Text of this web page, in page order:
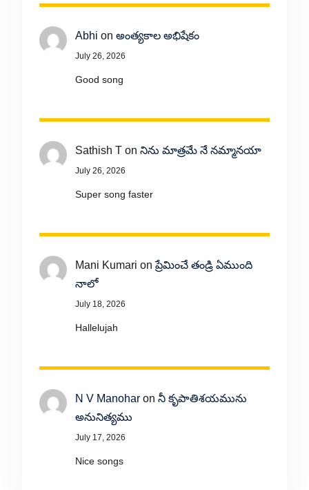
Abhi on అంత్యకాల అభిషేకం
July 26, 2026
Good song
Sathish Ton నిను మాత్రమే నే నమ్మానయా
July 26, 2026
Super song faster
Mani Kumari onప్రేమించే తండ్రి ఏముంది
నాలో
July 18, 2026
Hallelujah
N V Manoharon నీ కృపాతిశయమును
అనునిత్యము
July 17, 2026
Nice songs